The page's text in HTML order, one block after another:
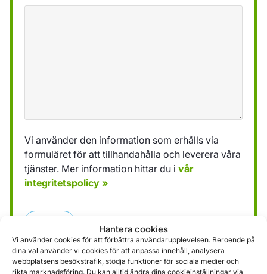
Hantera cookies
Vi använder cookies för att förbättra användarupplevelsen. Beroende på
dina val använder vi cookies för att anpassa innehåll, analysera
webbplatsens besökstrafik, stödja funktioner för sociala medier och
rikta marknadsföring. Du kan alltid ändra dina cookieinställningar via
Vi använder den information som erhålls via
formuläret för att tillhandahålla och leverera våra
tjänster. Mer information hittar du i vår
integritetspolicy »